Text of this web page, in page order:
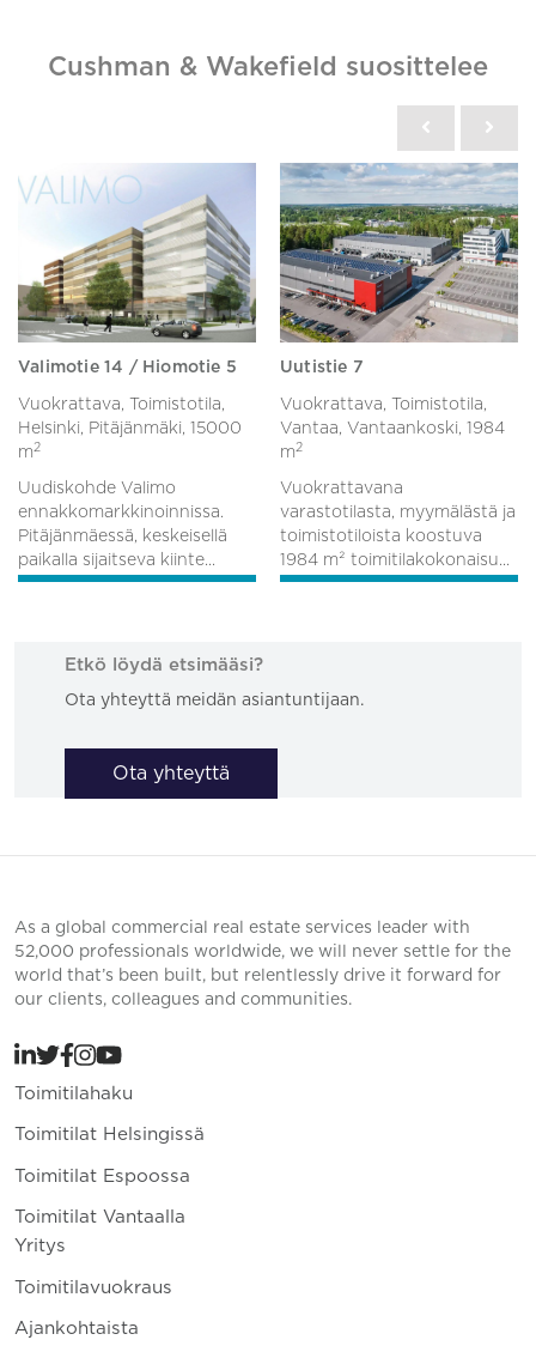
Cushman & Wakefield suosittelee
Valimotie 14 / Hiomotie 5
Vuokrattava, Toimistotila,
Helsinki, Pitäjänmäki, 15000
m 2
Uudiskohde Valimo
ennakkomarkkinoinnissa.
Pitäjänmäessä, keskeisellä
paikalla sijaitseva kiinte...
Uutistie 7
Vuokrattava, Toimistotila,
Vantaa, Vantaankoski, 1984
m 2
Vuokrattavana
varastotilasta, myymälästä ja
toimistotiloista koostuva
1984 m² toimitilakokonaisu...
Etkö löydä etsimääsi?
Ota yhteyttä meidän asiantuntijaan.
Ota yhteyttä
As a global commercial real estate services leader with
52,000 professionals worldwide, we will never settle for the
world that’s been built, but relentlessly drive it forward for
our clients, colleagues and communities.
Toimitilahaku
Toimitilat Helsingissä
Toimitilat Espoossa
Toimitilat Vantaalla
Yritys
Toimitilavuokraus
Ajankohtaista